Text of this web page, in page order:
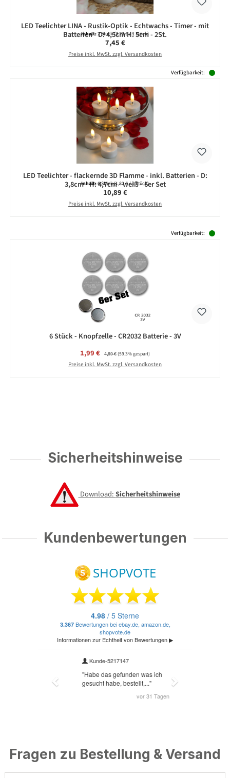
LED Teelichter LINA - Rustik-Optik - Echtwachs - Timer - mit
Batterien - D: 4,5cm H: 5cm - 2St.
Inhalt:2 Stück(3,73 € / 1 Stück)
Regulärer Preis:
7,45 €
Preise inkl. MwSt. zzgl. Versandkosten
Verfügbarkeit:
LED Teelichter - flackernde 3D Flamme - inkl. Batterien - D:
3,8cm - H: 4,7cm - weiß - 6er Set
Inhalt:6 Stück(1,82 € / 1 Stück)
Regulärer Preis:
10,89 €
Preise inkl. MwSt. zzgl. Versandkosten
Verfügbarkeit:
6 Stück - Knopfzelle - CR2032 Batterie - 3V
Verkaufspreis:
1,99 € Regulärer Preis:
4,89 €(59.3% gespart)
Preise inkl. MwSt. zzgl. Versandkosten
Sicherheitshinweise
Download:Sicherheitshinweise
Kundenbewertungen
Fragen zu Bestellung & Versand